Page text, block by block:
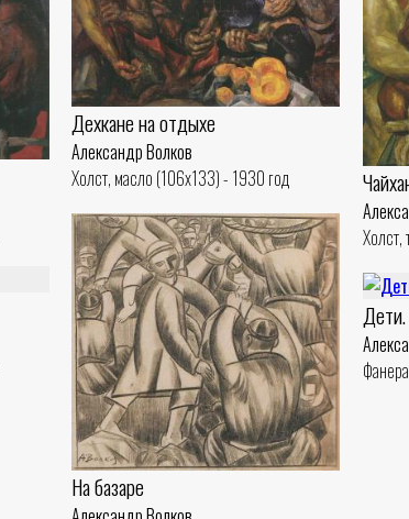
Дехкане на отдыхе
Александр Волков
Холст, масло (106x133) - 1930 год
На базаре
Дети.